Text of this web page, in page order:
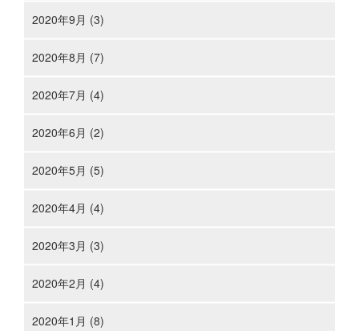
2020年9月 (3)
2020年8月 (7)
2020年7月 (4)
2020年6月 (2)
2020年5月 (5)
2020年4月 (4)
2020年3月 (3)
2020年2月 (4)
2020年1月 (8)